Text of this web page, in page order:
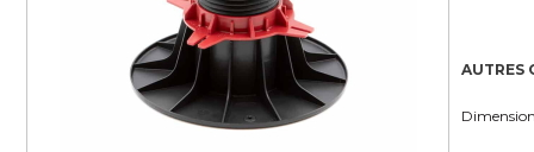
AUTRES
Dimension